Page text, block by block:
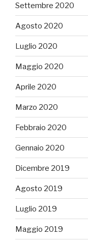
Settembre 2020
Agosto 2020
Luglio 2020
Maggio 2020
Aprile 2020
Marzo 2020
Febbraio 2020
Gennaio 2020
Dicembre 2019
Agosto 2019
Luglio 2019
Maggio 2019